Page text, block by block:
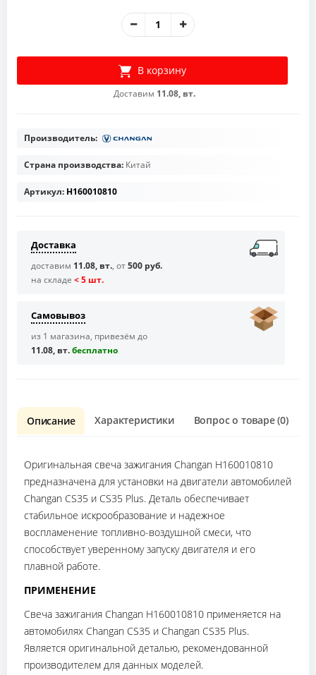
В корзину
Доставим 11.08, вт.
Производитель:
Страна производства: Китай
Артикул: H160010810
Доставка
доставим 11.08, вт., от500 руб.
на складе < 5 шт.
Самовывоз
из 1 магазина, привезём до
11.08, вт.бесплaтно
Описание Характеристики Вопрос о товаре (0)
Оригинальная свеча зажигания Changan H160010810
предназначена для установки на двигатели автомобилей
Changan CS35 и CS35 Plus. Деталь обеспечивает
стабильное искрообразование и надежное
воспламенение топливно-воздушной смеси, что
способствует уверенному запуску двигателя и его
плавной работе.
ПРИМЕНЕНИЕ
Свеча зажигания Changan H160010810 применяется на
автомобилях Changan CS35 и Changan CS35 Plus.
Является оригинальной деталью, рекомендованной
производителем для данных моделей.